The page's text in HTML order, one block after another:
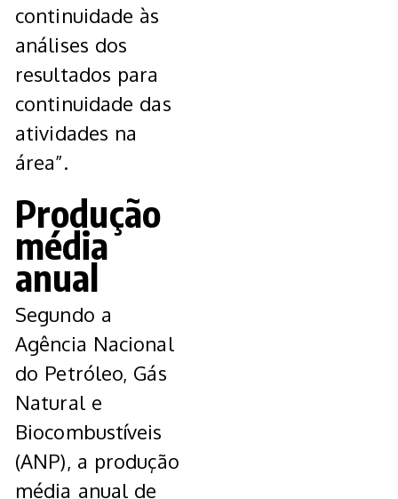
continuidade às
análises dos
resultados para
continuidade das
atividades na
área”.
Produção
média
anual
Segundo a
Agência Nacional
do Petróleo, Gás
Natural e
Biocombustíveis
(ANP), a produção
média anual de